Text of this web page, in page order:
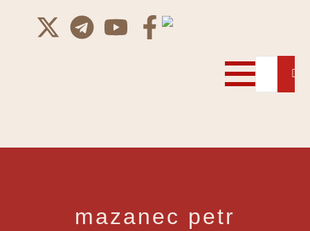
mazanec petr